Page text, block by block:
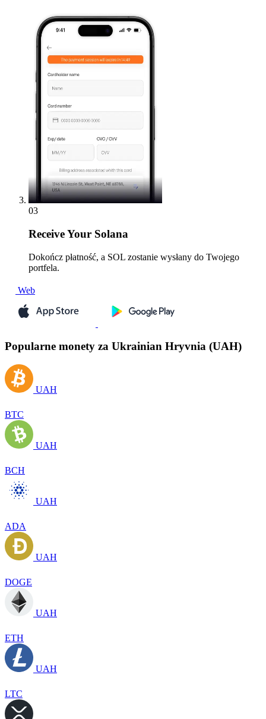
03
ReceiveYour Solana
Dokończ płatność, a SOL zostanie wysłany do Twojego
portfela.
Web
Popularne monety za Ukrainian Hryvnia (UAH)
UAH
BTC
UAH
BCH
UAH
ADA
UAH
DOGE
UAH
ETH
UAH
LTC